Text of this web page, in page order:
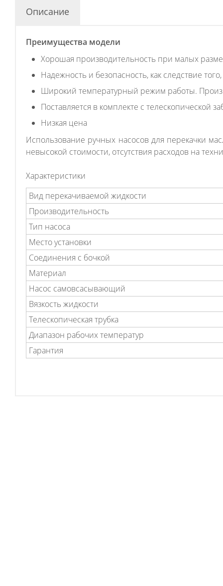
Описание
Преимущества модели
Хорошая производительность при малых
Надежность и безопасность, как следствие
Широкий температурный режим работы.
Поставляется в комплекте с телескопической
Низкая цена
Использование ручных насосов для перекачки
невысокой стоимости, отсутствия расходов на
Характеристики
Вид перекачиваемой жидкости
Производительность
Тип насоса
Место установки
Соединения с бочкой
Материал
Насос самовсасывающий
Вязкость жидкости
Телескопическая трубка
Диапазон рабочих температур
Гарантия